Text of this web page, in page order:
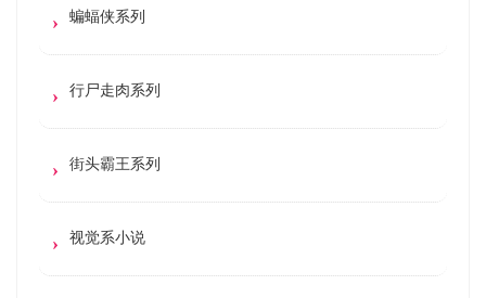
蝙蝠侠系列
行尸走肉系列
街头霸王系列
视觉系小说